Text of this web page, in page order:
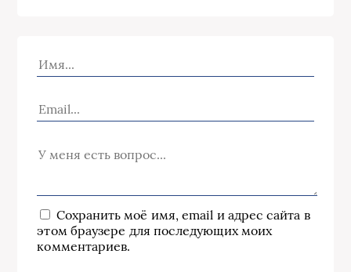
Сохранить моё имя, email и адрес сайта в
этом браузере для последующих моих
комментариев.